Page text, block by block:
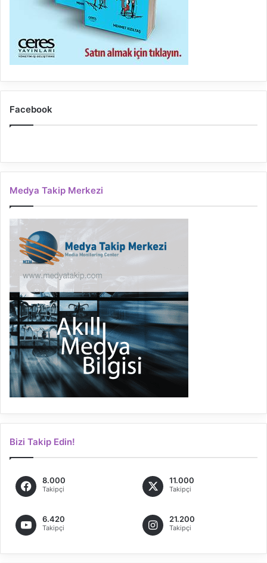
Facebook
Medya Takip Merkezi
Bizi Takip Edin!
8.000
Takipçi
11.000
Takipçi
6.420
Takipçi
21.200
Takipçi